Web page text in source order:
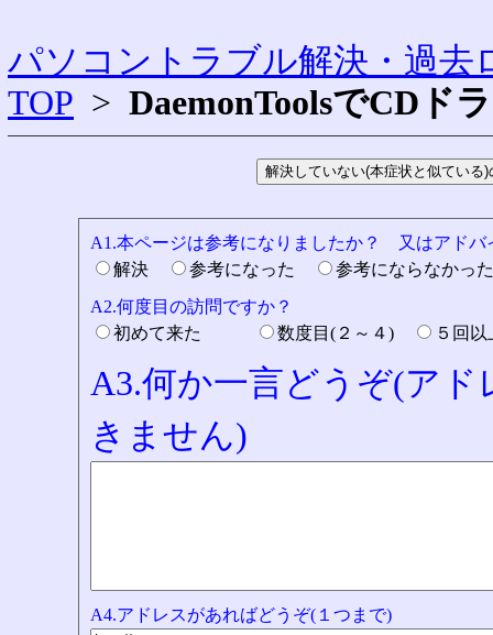
パソコントラブル解決・過去
TOP > DaemonToolsでCDド
A1.本ページは参考になりましたか？ 又はアドバ
解決
参考になった
参考にならなか
A2.何度目の訪問ですか？
初めて来た
数度目(２～４) ５回
A3.何か一言どうぞ(ア
きません)
A4.アドレスがあればどうぞ(１つまで)